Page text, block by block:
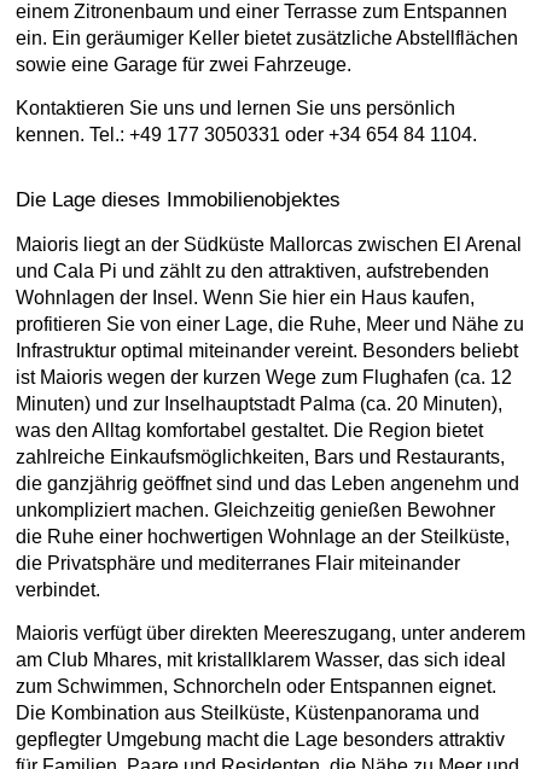
einem Zitronenbaum und einer Terrasse zum Entspannen
ein. Ein geräumiger Keller bietet zusätzliche Abstellflächen
sowie eine Garage für zwei Fahrzeuge.
Kontaktieren Sie uns und lernen Sie uns persönlich
kennen. Tel.: +49 177 3050331 oder +34 654 84 1104.
Die Lage dieses Immobilienobjektes
Maioris liegt an der Südküste Mallorcas zwischen El Arenal
und Cala Pi und zählt zu den attraktiven, aufstrebenden
Wohnlagen der Insel. Wenn Sie hier ein Haus kaufen,
profitieren Sie von einer Lage, die Ruhe, Meer und Nähe zu
Infrastruktur optimal miteinander vereint. Besonders beliebt
ist Maioris wegen der kurzen Wege zum Flughafen (ca. 12
Minuten) und zur Inselhauptstadt Palma (ca. 20 Minuten),
was den Alltag komfortabel gestaltet. Die Region bietet
zahlreiche Einkaufsmöglichkeiten, Bars und Restaurants,
die ganzjährig geöffnet sind und das Leben angenehm und
unkompliziert machen. Gleichzeitig genießen Bewohner
die Ruhe einer hochwertigen Wohnlage an der Steilküste,
die Privatsphäre und mediterranes Flair miteinander
verbindet.
Maioris verfügt über direkten Meereszugang, unter anderem
am Club Mhares, mit kristallklarem Wasser, das sich ideal
zum Schwimmen, Schnorcheln oder Entspannen eignet.
Die Kombination aus Steilküste, Küstenpanorama und
gepflegter Umgebung macht die Lage besonders attraktiv